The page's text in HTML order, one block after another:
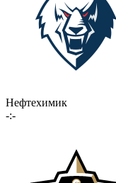
Нефтехимик
-:-